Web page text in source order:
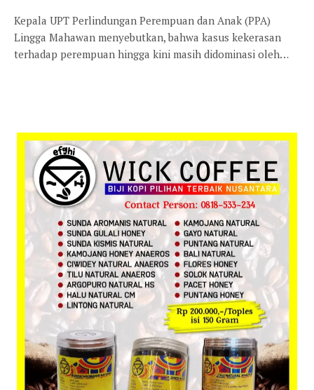
Kepala UPT Perlindungan Perempuan dan Anak (PPA)
Lingga Mahawan menyebutkan, bahwa kasus kekerasan
terhadap perempuan hingga kini masih didominasi oleh…